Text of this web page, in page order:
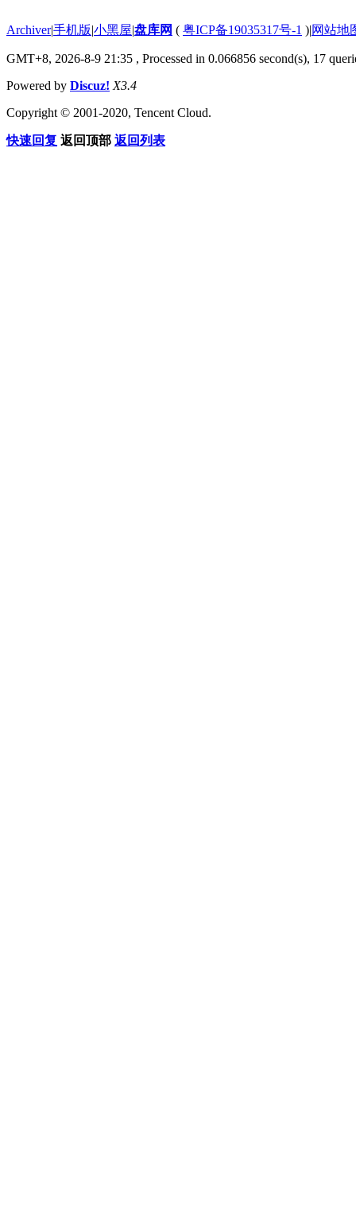
Archiver|手机版|小黑屋|盘库网 ( 粤ICP备19035317号-1 )|网站地
GMT+8, 2026-8-9 21:35 , Processed in 0.066856 second(s), 17
Powered by Discuz! X3.4
Copyright © 2001-2020, Tencent Cloud.
快速回复 返回顶部 返回列表